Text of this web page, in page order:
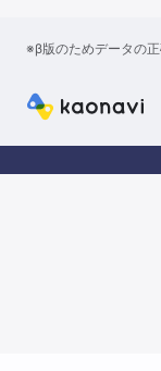
※β版のためデータの